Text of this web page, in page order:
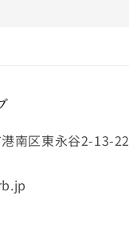
南区東永谷2-13-22